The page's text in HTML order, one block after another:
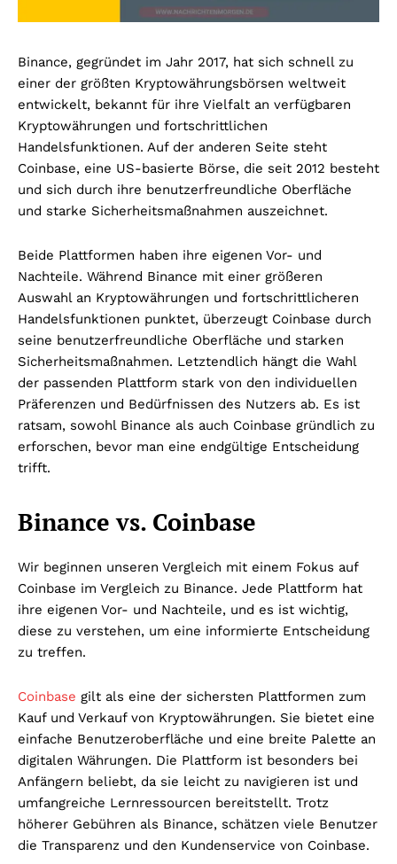
Binance, gegründet im Jahr 2017, hat sich schnell zu
einer der größten Kryptowährungsbörsen weltweit
entwickelt, bekannt für ihre Vielfalt an verfügbaren
Kryptowährungen und fortschrittlichen
Handelsfunktionen. Auf der anderen Seite steht
Coinbase, eine US-basierte Börse, die seit 2012 besteht
und sich durch ihre benutzerfreundliche Oberfläche
und starke Sicherheitsmaßnahmen auszeichnet.
Beide Plattformen haben ihre eigenen Vor- und
Nachteile. Während Binance mit einer größeren
Auswahl an Kryptowährungen und fortschrittlicheren
Handelsfunktionen punktet, überzeugt Coinbase durch
seine benutzerfreundliche Oberfläche und starken
Sicherheitsmaßnahmen. Letztendlich hängt die Wahl
der passenden Plattform stark von den individuellen
Präferenzen und Bedürfnissen des Nutzers ab. Es ist
ratsam, sowohl Binance als auch Coinbase gründlich zu
erforschen, bevor man eine endgültige Entscheidung
trifft.
Binance vs. Coinbase
Wir beginnen unseren Vergleich mit einem Fokus auf
Coinbase im Vergleich zu Binance. Jede Plattform hat
ihre eigenen Vor- und Nachteile, und es ist wichtig,
diese zu verstehen, um eine informierte Entscheidung
zu treffen.
Coinbase gilt als eine der sichersten Plattformen zum
Kauf und Verkauf von Kryptowährungen. Sie bietet eine
einfache Benutzeroberfläche und eine breite Palette an
digitalen Währungen. Die Plattform ist besonders bei
Anfängern beliebt, da sie leicht zu navigieren ist und
umfangreiche Lernressourcen bereitstellt. Trotz
höherer Gebühren als Binance, schätzen viele Benutzer
die Transparenz und den Kundenservice von Coinbase.